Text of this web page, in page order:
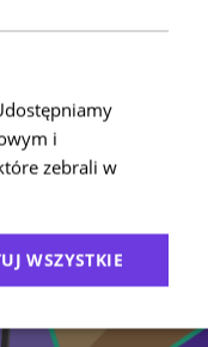
i
zebrali w
WSZYSTKIE